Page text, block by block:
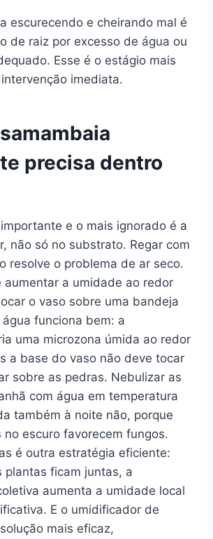
escurecendo e cheirando mal é
de raiz por excesso de água ou
Esse é o estágio mais
imediata.
precisa dentro
e o mais ignorado é a
não só no substrato. Regar com
resolve o problema de ar seco.
aumentar a umidade ao redor
o vaso sobre uma bandeja
funciona bem: a
uma microzona úmida ao redor
a base do vaso não deve tocar
sobre as pedras. Nebulizar as
com água em temperatura
também à noite não, porque
no escuro favorecem fungos.
é outra estratégia eficiente:
plantas ficam juntas, a
aumenta a umidade local
E o umidificador de
mais eficaz,